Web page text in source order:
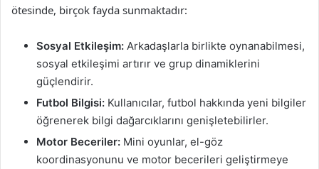
ötesinde, birçok fayda sunmaktadır:
Sosyal Etkileşim: Arkadaşlarla birlikte oynanabilmesi,
sosyal etkileşimi artırır ve grup dinamiklerini
güçlendirir.
Futbol Bilgisi: Kullanıcılar, futbol hakkında yeni bilgiler
öğrenerek bilgi dağarcıklarını genişletebilirler.
Motor Beceriler: Mini oyunlar, el-göz
koordinasyonunu ve motor becerileri geliştirmeye